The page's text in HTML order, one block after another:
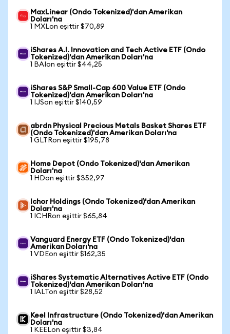
MaxLinear (Ondo Tokenized)'dan Amerikan
Doları'na
1 MXLon eşittir $70,89
iShares A.I. Innovation and Tech Active ETF (Ondo
Tokenized)'dan Amerikan Doları'na
1 BAIon eşittir $44,25
iShares S&P Small-Cap 600 Value ETF (Ondo
Tokenized)'dan Amerikan Doları'na
1 IJSon eşittir $140,59
abrdn Physical Precious Metals Basket Shares ETF
(Ondo Tokenized)'dan Amerikan Doları'na
1 GLTRon eşittir $195,78
Home Depot (Ondo Tokenized)'dan Amerikan
Doları'na
1 HDon eşittir $352,97
Ichor Holdings (Ondo Tokenized)'dan Amerikan
Doları'na
1 ICHRon eşittir $65,84
Vanguard Energy ETF (Ondo Tokenized)'dan
Amerikan Doları'na
1 VDEon eşittir $162,35
iShares Systematic Alternatives Active ETF (Ondo
Tokenized)'dan Amerikan Doları'na
1 IALTon eşittir $28,52
Keel Infrastructure (Ondo Tokenized)'dan Amerikan
Doları'na
1 KEELon eşittir $3,84